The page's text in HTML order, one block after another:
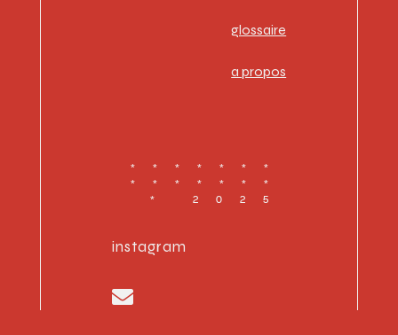
glossaire
a propos
*******
*******
* 2025
instagram
